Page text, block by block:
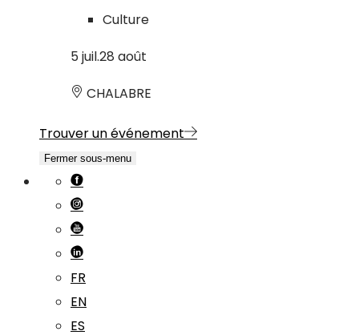
Culture
5 juil.28 août
CHALABRE
Trouver un événement
Fermer sous-menu
FR
EN
ES